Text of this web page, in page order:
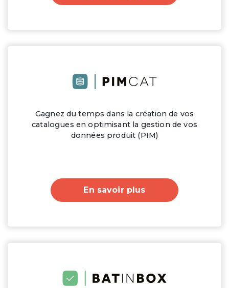
Gagnez du temps dans la création de vos
catalogues en optimisant la gestion de vos
données produit (PIM)
En savoir plus